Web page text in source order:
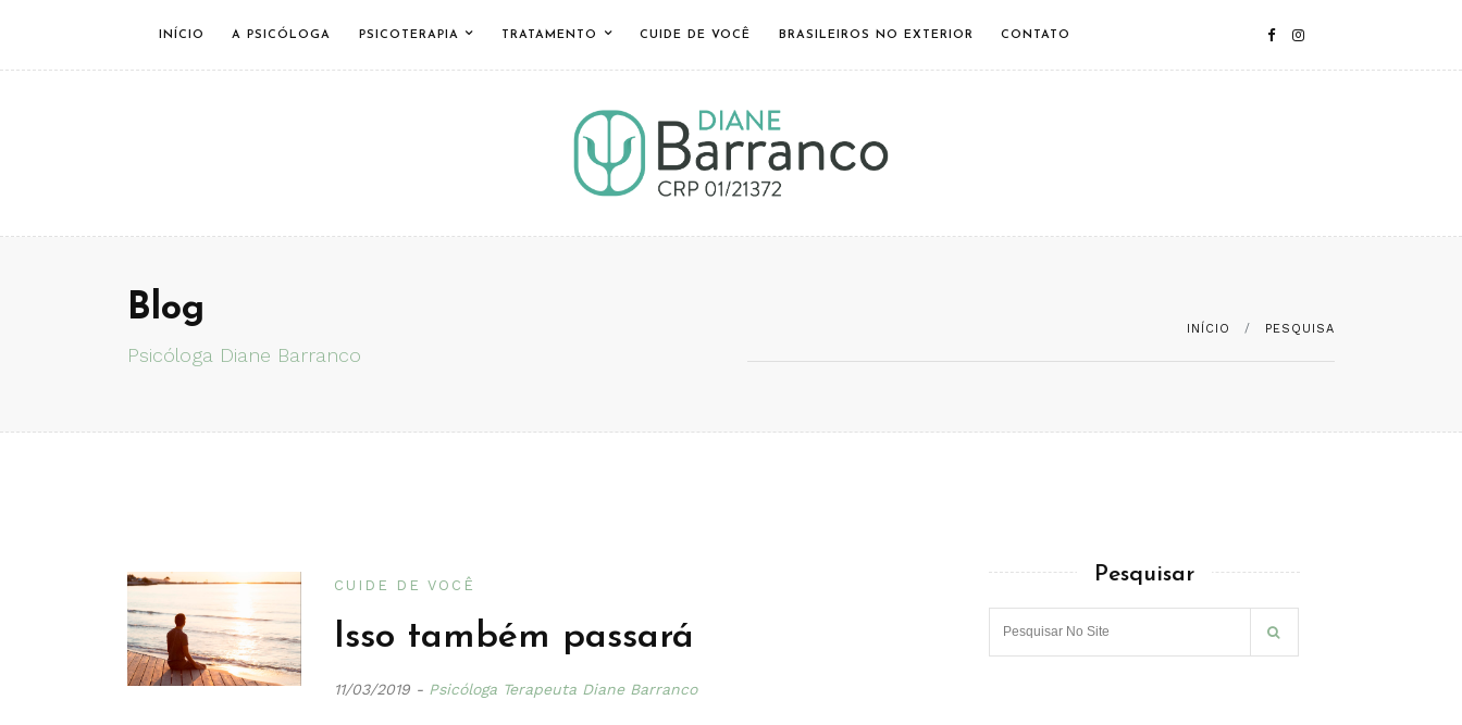
INÍCIO A PSICÓLOGA PSICOTERAPIA TRATAMENTO CUIDE DE VOCÊ BRASILEIROS NO EXTERIOR CONTATO
Blog
Psicóloga Diane Barranco
INÍCIO PESQUISA
CUIDE DE VOCÊ
Isso também passará
11/03/2019 - Psicóloga Terapeuta Diane Barranco
Pesquisar